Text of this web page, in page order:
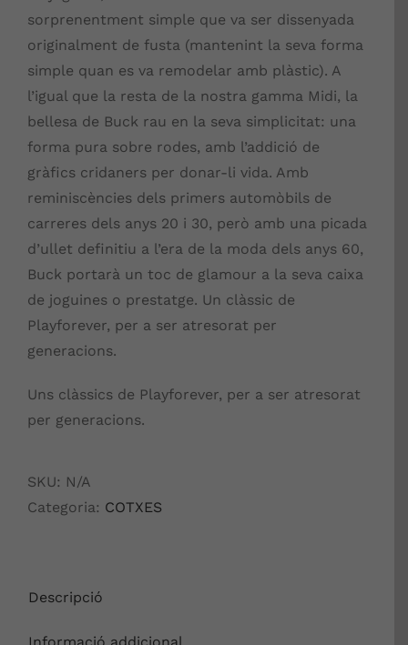
sorprenentment simple que va ser dissenyada
originalment de fusta (mantenint la seva forma
simple quan es va remodelar amb plàstic). A
l’igual que la resta de la nostra gamma Midi, la
bellesa de Buck rau en la seva simplicitat: una
forma pura sobre rodes, amb l’addició de
gràfics cridaners per donar-li vida. Amb
reminiscències dels primers automòbils de
carreres dels anys 20 i 30, però amb una picada
d’ullet definitiu a l’era de la moda dels anys 60,
Buck portarà un toc de glamour a la seva caixa
de joguines o prestatge. Un clàssic de
Playforever, per a ser atresorat per
generacions.
Uns clàssics de Playforever, per a ser atresorat
per generacions.
SKU: N/A
Categoria: COTXES
Descripció
Informació addicional